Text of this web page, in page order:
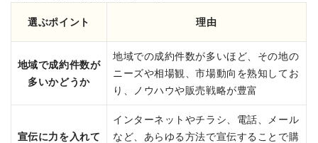
選ぶポイント 理由
地域で成約件数が
多いかどうか
地域での成約件数が多いほど、その地の
ニーズや相場観、市場動向を熟知してお
り、ノウハウや販売戦略が豊富
宣伝に力を入れて
インターネットやチラシ、電話、メール
など、あらゆる方法で宣伝することで購